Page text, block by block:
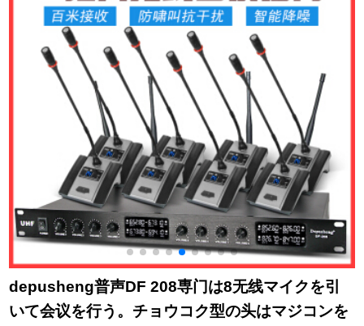
depusheng普声DF 208専门は8无线マイクを引
いて会议を行う。チョウコク型の头はマジコンを